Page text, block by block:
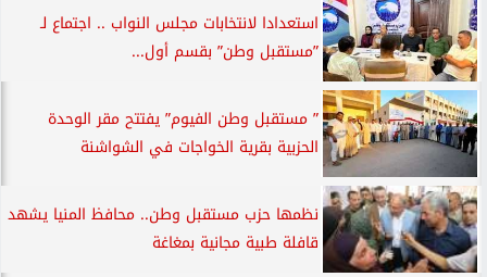
استعدادا لانتخابات مجلس النواب .. اجتماع لـ
”مستقبل وطن” بقسم أول...
” مستقبل وطن الفيوم” يفتتح مقر الوحدة
الحزبية بقرية الخواجات في الشواشنة
نظمها حزب مستقبل وطن.. محافظ المنيا يشهد
قافلة طبية مجانية بمغاغة